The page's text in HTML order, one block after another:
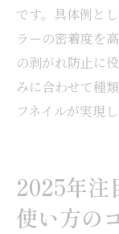
です。具体例と
ラーの密着度を
の剥がれ防止に
みに合わせて種
フネイルが実現し
2025年注
使い方の